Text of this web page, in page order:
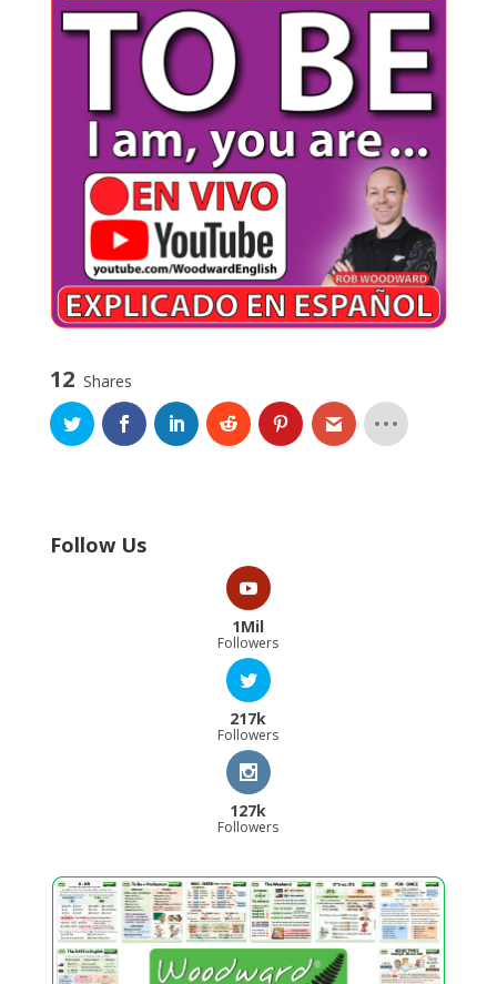
12 Shares
Follow Us
1Mil
Followers
217k
Followers
127k
Followers